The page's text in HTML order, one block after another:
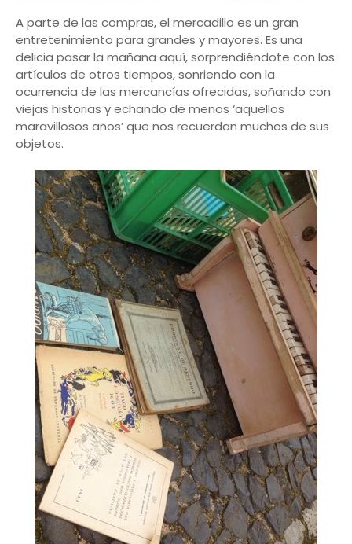
A parte de las compras, el mercadillo es un gran
entretenimiento para grandes y mayores. Es una
delicia pasar la mañana aquí, sorprendiéndote con los
artículos de otros tiempos, sonriendo con la
ocurrencia de las mercancías ofrecidas, soñando con
viejas historias y echando de menos ‘aquellos
maravillosos años’ que nos recuerdan muchos de sus
objetos.